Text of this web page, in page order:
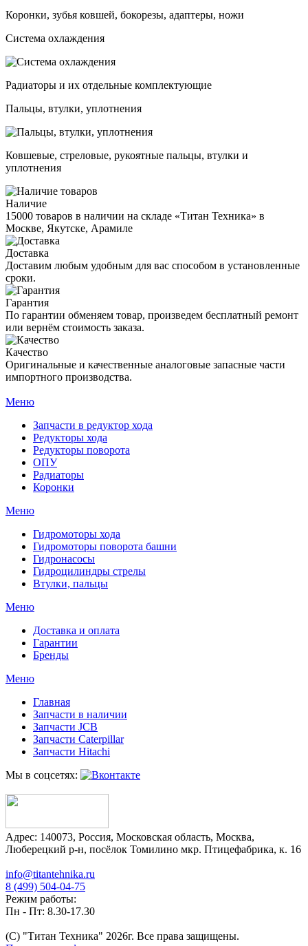
Коронки, зубья ковшей, бокорезы, адаптеры, ножи
Система охлаждения
Радиаторы и их отдельные комплектующие
Пальцы, втулки, уплотнения
Ковшевые, стреловые, рукоятные пальцы, втулки и
уплотнения
Наличие
15000 товаров в наличии на складе «Титан Техника» в
Москве, Якутске, Арамиле
Доставка
Доставим любым удобным для вас способом в установленные
сроки.
Гарантия
По гарантии обменяем товар, произведем бесплатный ремонт
или вернём стоимость заказа.
Качество
Оригинальные и качественные аналоговые запасные части
импортного производства.
Меню
Запчасти в редуктор хода
Редукторы хода
Редукторы поворота
ОПУ
Радиаторы
Коронки
Меню
Гидромоторы хода
Гидромоторы поворота башни
Гидронасосы
Гидроцилиндры стрелы
Втулки, пальцы
Меню
Доставка и оплата
Гарантии
Бренды
Меню
Главная
Запчасти в наличии
Запчасти JCB
Запчасти Caterpillar
Запчасти Hitachi
Мы в соцсетях:
Адрес: 140073, Россия, Московская область, Москва,
Люберецкий р-н, посёлок Томилино мкр. Птицефабрика, к. 16
info@titantehnika.ru
8 (499) 504-04-75
Режим работы:
Пн - Пт: 8.30-17.30
(C) "Титан Техника" 2026г. Все права защищены.